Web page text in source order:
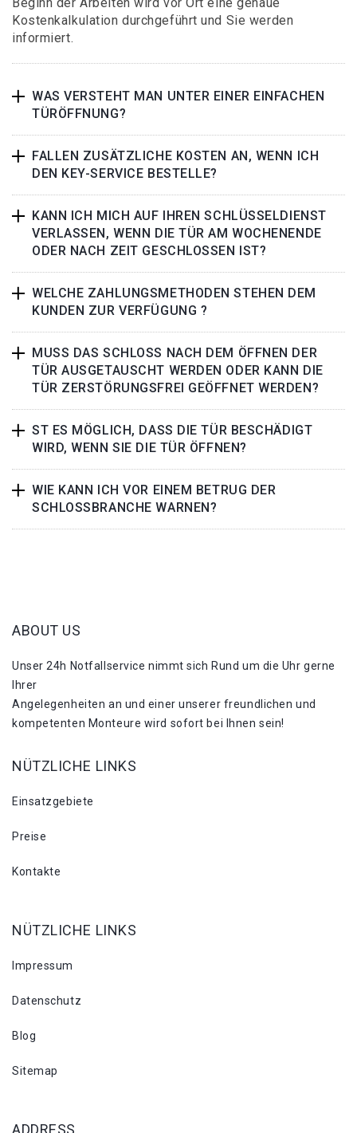
Kostenkalkulation durchgeführt und Sie werden
informiert.
WAS VERSTEHT MAN UNTER EINER EINFACHEN
TÜRÖFFNUNG?
FALLEN ZUSÄTZLICHE KOSTEN AN, WENN ICH
DEN KEY-SERVICE BESTELLE?
KANN ICH MICH AUF IHREN SCHLÜSSELDIENST
VERLASSEN, WENN DIE TÜR AM WOCHENENDE
ODER NACH ZEIT GESCHLOSSEN IST?
WELCHE ZAHLUNGSMETHODEN STEHEN DEM
KUNDEN ZUR VERFÜGUNG ?
MUSS DAS SCHLOSS NACH DEM ÖFFNEN DER
TÜR AUSGETAUSCHT WERDEN ODER KANN DIE
TÜR ZERSTÖRUNGSFREI GEÖFFNET WERDEN?
ST ES MÖGLICH, DASS DIE TÜR BESCHÄDIGT
WIRD, WENN SIE DIE TÜR ÖFFNEN?
WIE KANN ICH VOR EINEM BETRUG DER
SCHLOSSBRANCHE WARNEN?
ABOUT US
Unser 24h Notfallservice nimmt sich Rund um die Uhr gerne
Ihrer
Angelegenheiten an und einer unserer freundlichen und
kompetenten Monteure wird sofort bei Ihnen sein!
NÜTZLICHE LINKS
Einsatzgebiete
Preise
Kontakte
NÜTZLICHE LINKS
Impressum
Datenschutz
Blog
Sitemap
ADDRESS